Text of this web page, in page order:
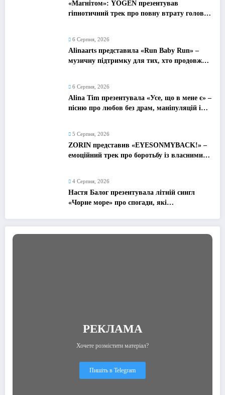
«Магнітом»: YOGEN презентував
гіпнотичний трек про повну втрату голови
6 Серпня, 2026
Alinaarts представила «Run Baby Run» –
музичну підтримку для тих, хто продовжує
6 Серпня, 2026
Alina Tim презентувала «Усе, що в мене є» –
пісню про любов без драм, маніпуляцій і
5 Серпня, 2026
ZORIN представив «EYESONMYBACK!» –
емоційний трек про боротьбу із власними
4 Серпня, 2026
Настя Балог презентувала літній сингл
«Чорне море» про спогади, які
РЕКЛАМА
Хочете розмістити матеріал?
Пишіть в Telegram